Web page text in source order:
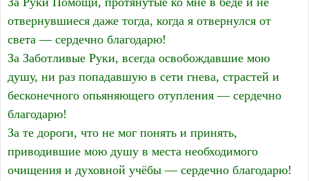
отвернувшиеся даже тогда, когда я отвернулся от
света — сердечно благодарю!
За Заботливые Руки, всегда освобождавшие мою
душу, ни раз попадавшую в сети гнева, страстей и
бесконечного опьяняющего отупления — сердечно
благодарю!
За те дороги, что не мог понять и принять,
приводившие мою душу в места необходимого
очищения и духовной учёбы — сердечно благодарю!